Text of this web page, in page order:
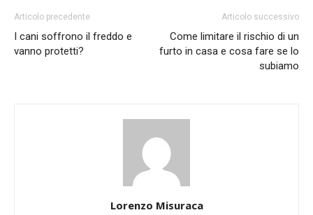
Articolo precedente
I cani soffrono il freddo e
vanno protetti?
Articolo successivo
Come limitare il rischio di un
furto in casa e cosa fare se lo
subiamo
Lorenzo Misuraca